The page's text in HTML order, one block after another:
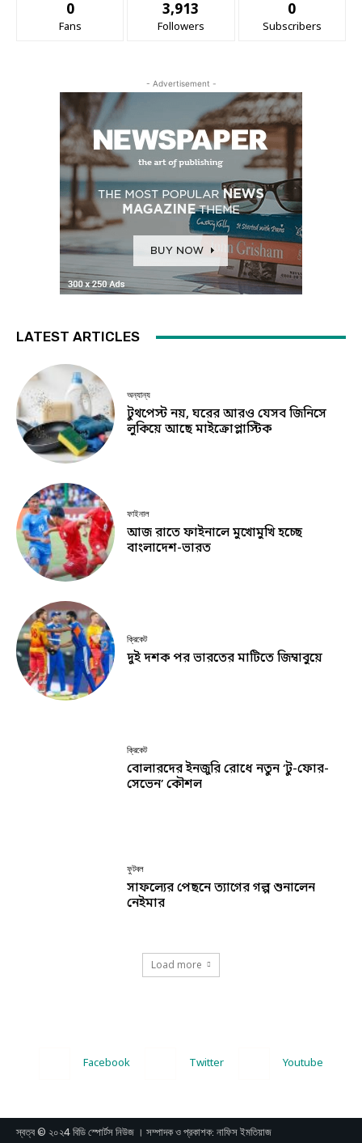
0
Fans
3,913
Followers
0
Subscribers
- Advertisement -
LATEST ARTICLES
অন্যান্য
টুথপেস্ট নয়, ঘরের আরও যেসব জিনিসে
লুকিয়ে আছে মাইক্রোপ্লাস্টিক
ফাইনাল
আজ রাতে ফাইনালে মুখোমুখি হচ্ছে
বাংলাদেশ-ভারত
ক্রিকেট
দুই দশক পর ভারতের মাটিতে জিম্বাবুয়ে
ক্রিকেট
বোলারদের ইনজুরি রোধে নতুন ‘টু-ফোর-
সেভেন’ কৌশল
ফুটবল
সাফল্যের পেছনে ত্যাগের গল্প শুনালেন
নেইমার
Load more
Facebook Twitter Youtube
স্বত্ব © ২০২4 বিডি স্পোর্টস নিউজ । সম্পাদক ও প্রকাশক: নাফিস ইমতিয়াজ